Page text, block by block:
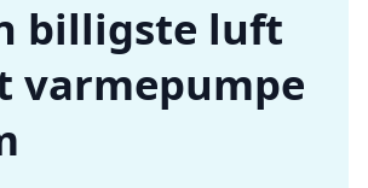
billigste luft